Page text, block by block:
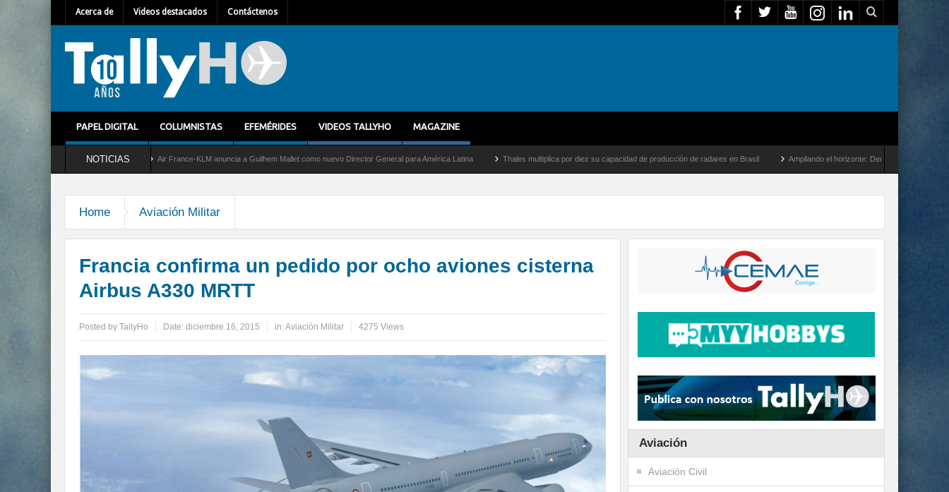
Acerca de Videos destacados Contáctenos
PAPEL DIGITAL COLUMNISTAS EFEMÉRIDES VIDEOS TALLYHO MAGAZINE
NOTICIAS
Air France-KLM anuncia a Guilhem Mallet como nuevo Director General para América Latina Thales multiplica por diez su capacidad de producción de radares en Brasil Ampliando el horizonte: Dentro del vuelo de desarrollo más
Home Aviación Militar
Francia confirma un pedido por ocho aviones cisterna
Airbus A330 MRTT
Posted by TallyHo Date: diciembre 16, 2015 in:Aviación Militar 4275 Views
Aviación
Aviación Civil